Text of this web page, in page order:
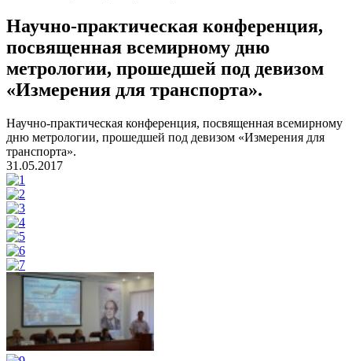
Научно-практическая конференция,
посвященная всемирному дню
метрологии, прошедшей под девизом
«Измерения для транспорта».
Научно-практическая конференция, посвященная всемирному
дню метрологии, прошедшей под девизом «Измерения для
транспорта».
31.05.2017